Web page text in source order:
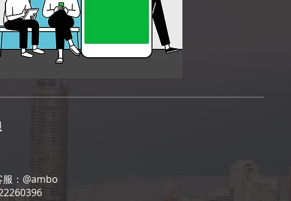
： @ambo